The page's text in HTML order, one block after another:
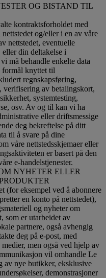
OG BISTAND TIL
kontraktsforholdet med
og/eller i en av våre
nettstedet, eventuelle
eller din deltakelse i
må behandle enkelte data
formål knyttet til
regnskapsføring,
av betalingskort,
systemtesting,
osv. Av og til kan vi ha
eller driftsmessige
deg bekreftelse på ditt
til å svare på dine
våre nettstedsskjemaer eller
er basert på den
e-handelstjenester.
NYHETER ELLER
(for eksempel ved å abonnere
en konto på nettstedet),
og nyheter om
som er utarbeidet av
partnere, også avhengig
deg på e-post, med
men også ved hjelp av
vil omhandle Le
av nye butikker, eksklusive
demonstrasjoner